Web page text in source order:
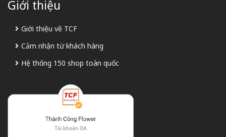
Giới thiệu
Giới thiệu về TCF
Cảm nhận từ khách hàng
Hệ thống 150 shop toàn quốc